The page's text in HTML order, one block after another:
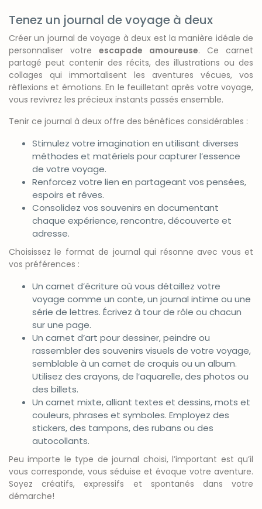
Tenez un journal de voyage à deux
Créer un journal de voyage à deux est la manière idéale de
personnaliser votre escapade amoureuse. Ce carnet
partagé peut contenir des récits, des illustrations ou des
collages qui immortalisent les aventures vécues, vos
réflexions et émotions. En le feuilletant après votre voyage,
vous revivrez les précieux instants passés ensemble.
Tenir ce journal à deux offre des bénéfices considérables :
Stimulez votre imagination en utilisant diverses
méthodes et matériels pour capturer l’essence
de votre voyage.
Renforcez votre lien en partageant vos pensées,
espoirs et rêves.
Consolidez vos souvenirs en documentant
chaque expérience, rencontre, découverte et
adresse.
Choisissez le format de journal qui résonne avec vous et
vos préférences :
Un carnet d’écriture où vous détaillez votre
voyage comme un conte, un journal intime ou une
série de lettres. Écrivez à tour de rôle ou chacun
sur une page.
Un carnet d’art pour dessiner, peindre ou
rassembler des souvenirs visuels de votre voyage,
semblable à un carnet de croquis ou un album.
Utilisez des crayons, de l’aquarelle, des photos ou
des billets.
Un carnet mixte, alliant textes et dessins, mots et
couleurs, phrases et symboles. Employez des
stickers, des tampons, des rubans ou des
autocollants.
Peu importe le type de journal choisi, l’important est qu’il
vous corresponde, vous séduise et évoque votre aventure.
Soyez créatifs, expressifs et spontanés dans votre
démarche!